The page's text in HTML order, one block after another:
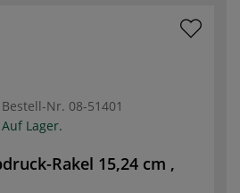
Bestell-Nr. 08-51401
Auf Lager.
Rakel 15,24 cm ,